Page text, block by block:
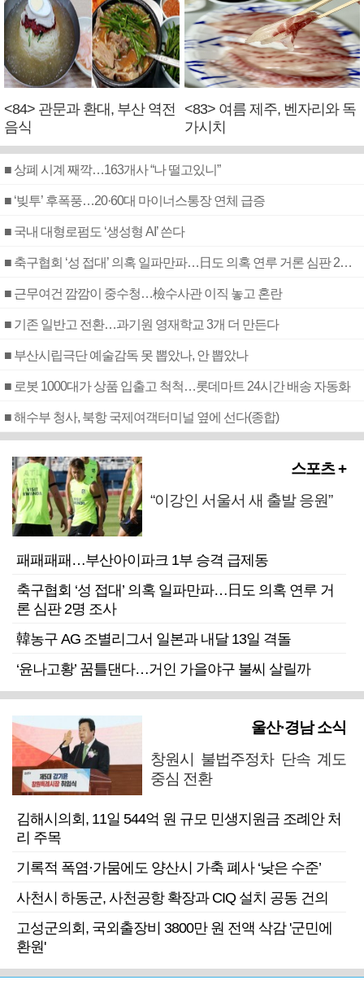
<84> 관문과 환대, 부산 역전
음식
<83> 여름 제주, 벤자리와 독
가시치
■ 상폐 시계 째깍…163개사 “나 떨고있니”
■ ‘빚투’ 후폭풍…20·60대 마이너스통장 연체 급증
■ 국내 대형로펌도 ‘생성형 AI’ 쓴다
■ 축구협회 ‘성 접대’ 의혹 일파만파…日도 의혹 연루 거론 심판 2명 조사
■ 근무여건 깜깜이 중수청…檢수사관 이직 놓고 혼란
■ 기존 일반고 전환…과기원 영재학교 3개 더 만든다
■ 부산시립극단 예술감독 못 뽑았나, 안 뽑았나
■ 로봇 1000대가 상품 입출고 척척…롯데마트 24시간 배송 자동화
■ 해수부 청사, 북항 국제여객터미널 옆에 선다(종합)
스포츠 +
“이강인 서울서 새 출발 응원”
패패패패…부산아이파크 1부 승격 급제동
축구협회 ‘성 접대’ 의혹 일파만파…日도 의혹 연루 거
론 심판 2명 조사
韓농구 AG 조별리그서 일본과 내달 13일 격돌
‘윤나고황’ 꿈틀댄다…거인 가을야구 불씨 살릴까
울산·경남 소식
창원시 불법주정차 단속 계도
중심 전환
김해시의회, 11일 544억 원 규모 민생지원금 조례안 처
리 주목
기록적 폭염·가뭄에도 양산시 가축 폐사 ‘낮은 수준’
사천시 하동군, 사천공항 확장과 CIQ 설치 공동 건의
고성군의회, 국외출장비 3800만 원 전액 삭감 '군민에
환원'